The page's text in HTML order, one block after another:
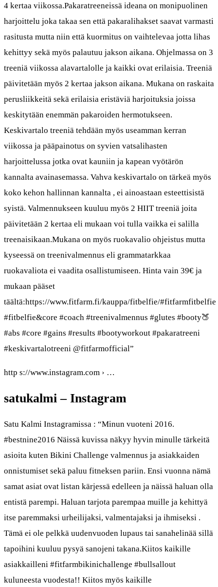
4 kertaa viikossa.Pakaratreeneissä ideana on monipuolinen
harjoittelu joka takaa sen että pakaralihakset saavat varmasti
rasitusta mutta niin että kuormitus on vaihtelevaa jotta lihas
kehittyy sekä myös palautuu jakson aikana. Ohjelmassa on 3
treeniä viikossa alavartalolle ja kaikki ovat erilaisia. Treeniä
päivitetään myös 2 kertaa jakson aikana. Mukana on raskaita
perusliikkeitä sekä erilaisia eristäviä harjoituksia joissa
keskitytään enemmän pakaroiden hermotukseen.
Keskivartalo treeniä tehdään myös useamman kerran
viikossa ja pääpainotus on syvien vatsalihasten
harjoittelussa jotka ovat kauniin ja kapean vyötärön
kannalta avainasemassa. Vahva keskivartalo on tärkeä myös
koko kehon hallinnan kannalta , ei ainoastaan esteettisistä
syistä. Valmennukseen kuuluu myös 2 HIIT treeniä joita
päivitetään 2 kertaa eli mukaan voi tulla vaikka ei salilla
treenaisikaan.Mukana on myös ruokavalio ohjeistus mutta
kyseessä on treenivalmennus eli grammatarkkaa
ruokavaliota ei vaadita osallistumiseen. Hinta vain 39€ ja
mukaan pääset
täältä:https://www.fitfarm.fi/kauppa/fitbelfie/#fitfarmfitbelfie
#fitbelfie&core #coach #treenivalmennus #glutes #booty🍑
#abs #core #gains #results #bootyworkout #pakaratreeni
#keskivartalotreeni @fitfarmofficial”
http s://www.instagram.com › …
satukalmi – Instagram
Satu Kalmi Instagramissa : “Minun vuoteni 2016.
#bestnine2016 Näissä kuvissa näkyy hyvin minulle tärkeitä
asioita kuten Bikini Challenge valmennus ja asiakkaiden
onnistumiset sekä paluu fitneksen pariin. Ensi vuonna nämä
samat asiat ovat listan kärjessä edelleen ja näissä haluan olla
entistä parempi. Haluan tarjota parempaa muille ja kehittyä
itse paremmaksi urheilijaksi, valmentajaksi ja ihmiseksi .
Tämä ei ole pelkkä uudenvuoden lupaus tai sanahelinää sillä
tapoihini kuuluu pysyä sanojeni takana.Kiitos kaikille
asiakkailleni #fitfarmbikinichallenge #bullsallout
kuluneesta vuodesta!! Kiitos myös kaikille